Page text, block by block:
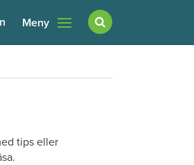
Meny
tips eller